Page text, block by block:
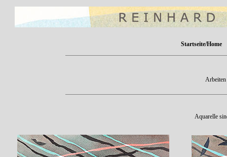
Startseite/Home
Arbeiten
Aquarelle